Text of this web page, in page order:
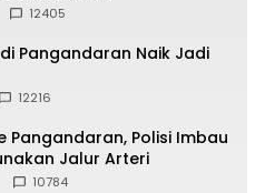
12405
Pangandaran Naik Jadi
12216
Pangandaran, Polisi Imbau
Jalur Arteri
10784